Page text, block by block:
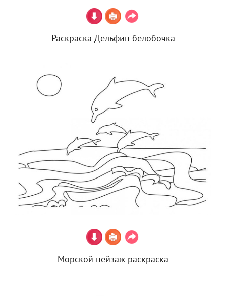
Раскраска Дельфин белобочка
Морской пейзаж раскраска